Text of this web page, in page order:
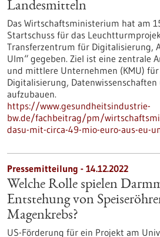
Landesmitteln
Das Wirtschaftsministerium hat am
Startschuss für das
Transferzentrum für Digitalisierung,
Ulm“ gegeben. Ziel ist eine zentrale
und mittlere Unternehmen (KMU)
Digitalisierung, Datenwissenschaften
aufzubauen.
https://www.gesundheitsindustrie-
bw.de/fachbeitrag/pm/
dasu-mit-circa-49-mio-euro-aus-eu-
Pressemitteilung - 14.12.2022
Welche Rolle spielen
Entstehung von
Magenkrebs?
US-Förderung für ein Projekt am